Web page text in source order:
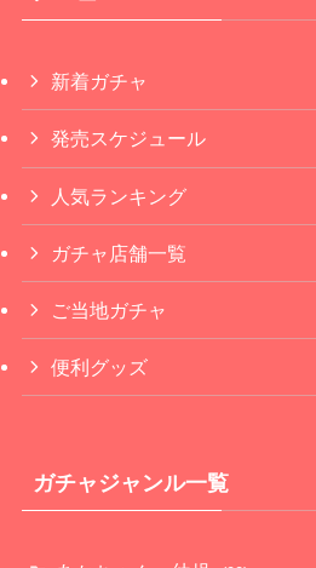
新着ガチャ
発売スケジュール
人気ランキング
ガチャ店舗一覧
ご当地ガチャ
便利グッズ
ガチャジャンル一覧